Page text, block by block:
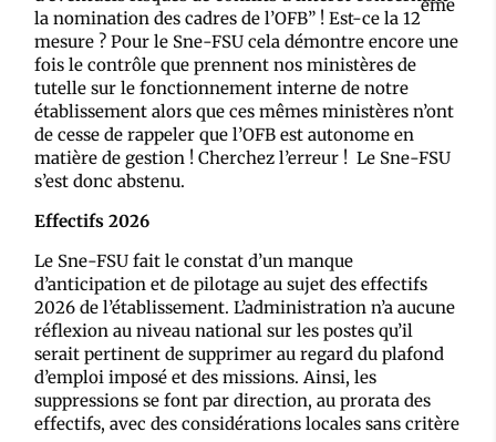
la nomination des cadres de l’OFB” ! Est-ce la 12
ème
mesure ? Pour le Sne-FSU cela démontre encore une
fois le contrôle que prennent nos ministères de
tutelle sur le fonctionnement interne de notre
établissement alors que ces mêmes ministères n’ont
de cesse de rappeler que l’OFB est autonome en
matière de gestion ! Cherchez l’erreur ! Le Sne-FSU
s’est donc abstenu.
Effectifs 2026
Le Sne-FSU fait le constat d’un manque
d’anticipation et de pilotage au sujet des effectifs
2026 de l’établissement. L’administration n’a aucune
réflexion au niveau national sur les postes qu’il
serait pertinent de supprimer au regard du plafond
d’emploi imposé et des missions. Ainsi, les
suppressions se font par direction, au prorata des
effectifs, avec des considérations locales sans critère